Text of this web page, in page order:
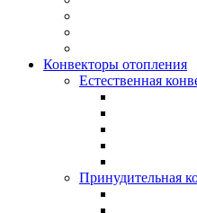
Конвекторы отопления
Естественная
Принудительная